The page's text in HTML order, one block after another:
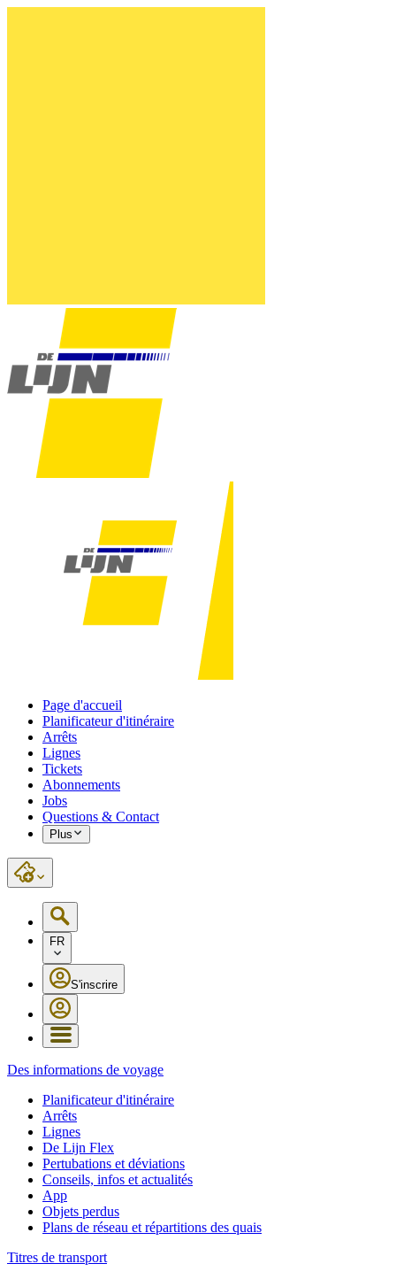
Page d'accueil
Planificateur d'itinéraire
Arrêts
Lignes
Tickets
Abonnements
Jobs
Questions & Contact
Plus
FR
S'inscrire
Des informations de voyage
Planificateur d'itinéraire
Arrêts
Lignes
De Lijn Flex
Pertubations et déviations
Conseils, infos et actualités
App
Objets perdus
Plans de réseau et répartitions des quais
Titres de transport